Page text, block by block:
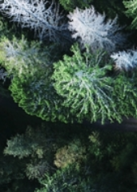
Skip to main
Skip to footer